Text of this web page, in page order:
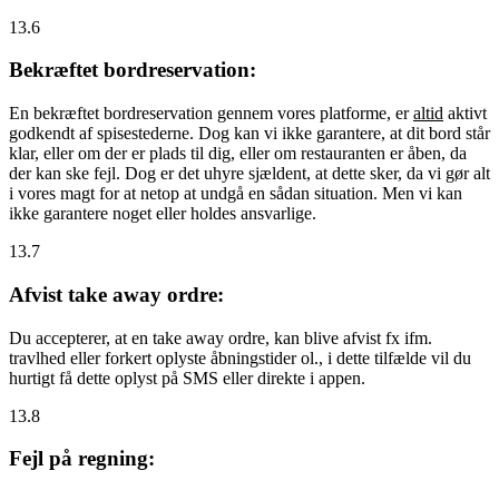
13.6
Bekræftet bordreservation:
En bekræftet bordreservation gennem vores platforme, eraltid aktivt
godkendt af spisestederne. Dog kan vi ikke garantere, at dit bord står
klar, eller om der er plads til dig, eller om restauranten er åben, da
der kan ske fejl. Dog er det uhyre sjældent, at dette sker, da vi gør alt
i vores magt for at netop at undgå en sådan situation. Men vi kan
ikke garantere noget eller holdes ansvarlige.
13.7
Afvist take away ordre:
Du accepterer, at en take away ordre, kan blive afvist fx ifm.
travlhed eller forkert oplyste åbningstider ol., i dette tilfælde vil du
hurtigt få dette oplyst på SMS eller direkte i appen.
13.8
Fejl på regning: